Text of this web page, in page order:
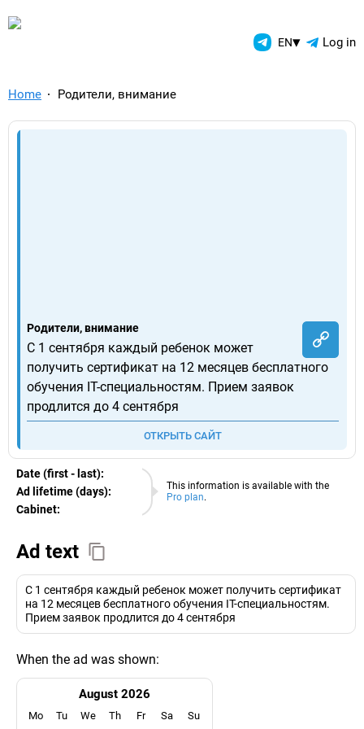
TelegramAds.com — EN▾ Log in
Home Родители, внимание
Родители, внимание
С 1 сентября каждый ребенок может
получить сертификат на 12 месяцев бесплатного
обучения IT-специальностям. Прием заявок
продлится до 4 сентября
ОТКРЫТЬ САЙТ
This information is available with the
Pro plan.
Date (first - last):
07.08.2026
Ad lifetime (days):
Cabinet:
EURO
Ad text
С 1 сентября каждый ребенок может получить сертификат
на 12 месяцев бесплатного обучения IT-специальностям.
Прием заявок продлится до 4 сентября
When the ad was shown:
August 2026
Mo Tu We Th Fr Sa Su